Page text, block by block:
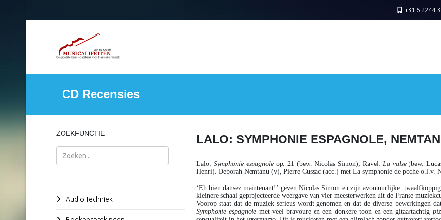
+31 6 2244
CD Recensies
ZOEKFUNCTIE
Zoeken
Audio Techniek
LALO: SYMPHONIE ESPAGNOLE,
Lalo: Symphonie espagnoleop. 21 (bew. Nicolas Simon); Ravel: La valse(bew.
Henri). Deborah Nemtanu (v), Pierre Cussac (acc.) met La symphonie de poche
‘Eh bien dansez maintenant!’ geven Nicolas Simon en zijn avontuurlijke
kleinere schaal geprojecteerde weergave van vier meesterwerken uit de Franse
Voorop staat dat de muziek serieus wordt genomen en dat de diverse bewerkingen
Symphonie espagnole met veel bravoure en een donkere toon en een gitaartachtig